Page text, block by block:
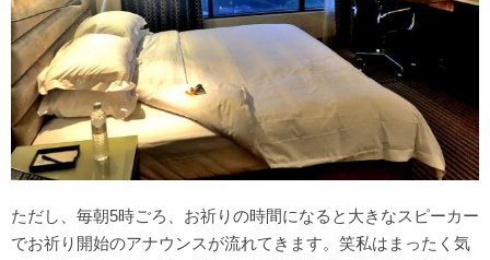
ただし、毎朝5時ごろ、お祈りの時間になると大きなスピーカー
でお祈り開始のアナウンスが流れてきます。笑私はまったく気